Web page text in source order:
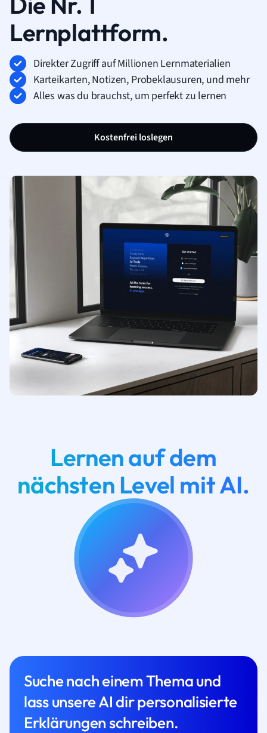
Lernplattform.
Direkter Zugriff auf Millionen Lernmaterialien
Karteikarten, Notizen, Probeklausuren, und mehr
Alles was du brauchst, um perfekt zu lernen
Kostenfrei loslegen
Lernen auf dem
nächsten Level mit AI.
Suche nach einem Thema und
lass unsere AI dir personalisierte
Erklärungen schreiben.